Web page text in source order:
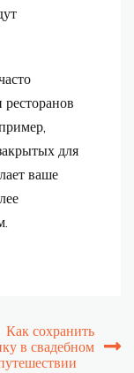
для
ваше
Как сохранить
в свадебном